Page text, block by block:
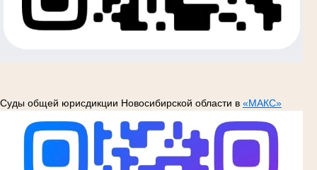
Суды общей юрисдикции Новосибирской области в «МАКС»